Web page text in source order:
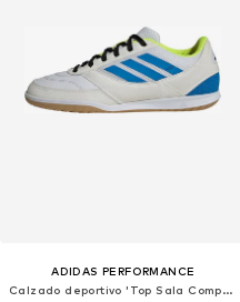
ADIDAS PERFORMANCE
Calzado deportivo 'Top Sala Competition II'